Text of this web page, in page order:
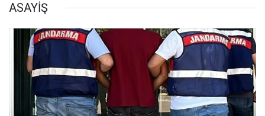
ASAYİŞ